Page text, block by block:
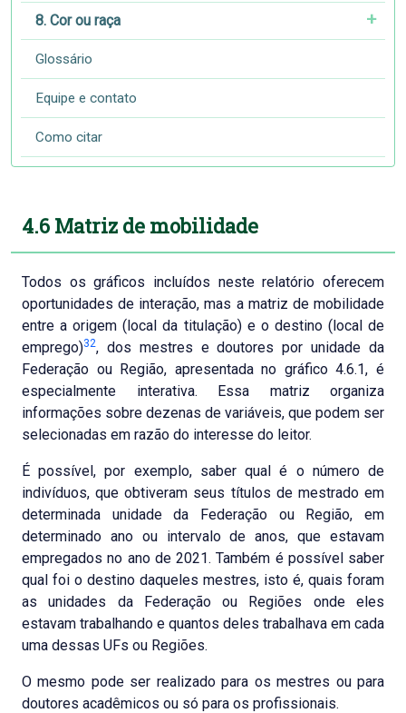
8. Cor ou raça
Glossário
Equipe e contato
Como citar
4.6 Matriz de mobilidade
Todos os gráficos incluídos neste relatório oferecem
oportunidades de interação, mas a matriz de mobilidade
entre a origem (local da titulação) e o destino (local de
emprego)32, dos mestres e doutores por unidade da
Federação ou Região, apresentada no gráfico 4.6.1, é
especialmente interativa. Essa matriz organiza
informações sobre dezenas de variáveis, que podem ser
selecionadas em razão do interesse do leitor.
É possível, por exemplo, saber qual é o número de
indivíduos, que obtiveram seus títulos de mestrado em
determinada unidade da Federação ou Região, em
determinado ano ou intervalo de anos, que estavam
empregados no ano de 2021. Também é possível saber
qual foi o destino daqueles mestres, isto é, quais foram
as unidades da Federação ou Regiões onde eles
estavam trabalhando e quantos deles trabalhava em cada
uma dessas UFs ou Regiões.
O mesmo pode ser realizado para os mestres ou para
doutores acadêmicos ou só para os profissionais.